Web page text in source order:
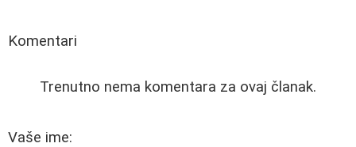
Komentari
Trenutno nema komentara za ovaj članak.
Vaše ime: